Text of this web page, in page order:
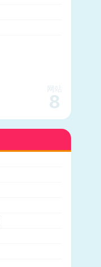
网站
8